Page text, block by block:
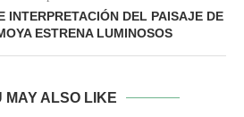
INTERPRETACIÓN DEL PAISAJE DE
ESTRENA LUMINOSOS
MAY ALSO LIKE